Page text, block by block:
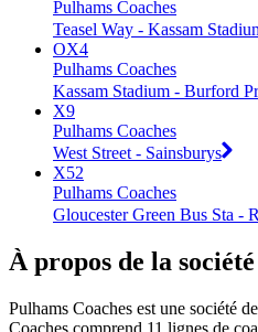
Pulhams Coaches
Teasel Way - Kassam
OX4
Pulhams Coaches
Kassam Stadium - Burford
X9
Pulhams Coaches
West Street - Sainsburys
X52
Pulhams Coaches
Gloucester Green Bus Sta -
À propos de la
Pulhams Coaches est une société
Coaches comprend 11 lignes de